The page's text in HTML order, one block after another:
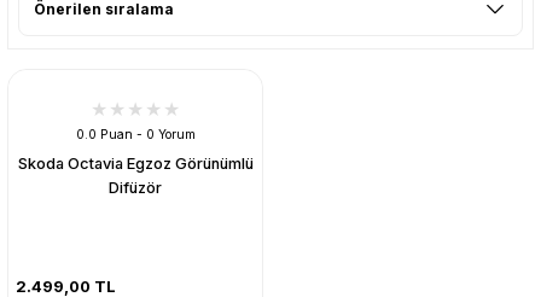
0.0 Puan - 0 Yorum
Skoda Octavia Egzoz Görünümlü
Difüzör
2.499,00 TL